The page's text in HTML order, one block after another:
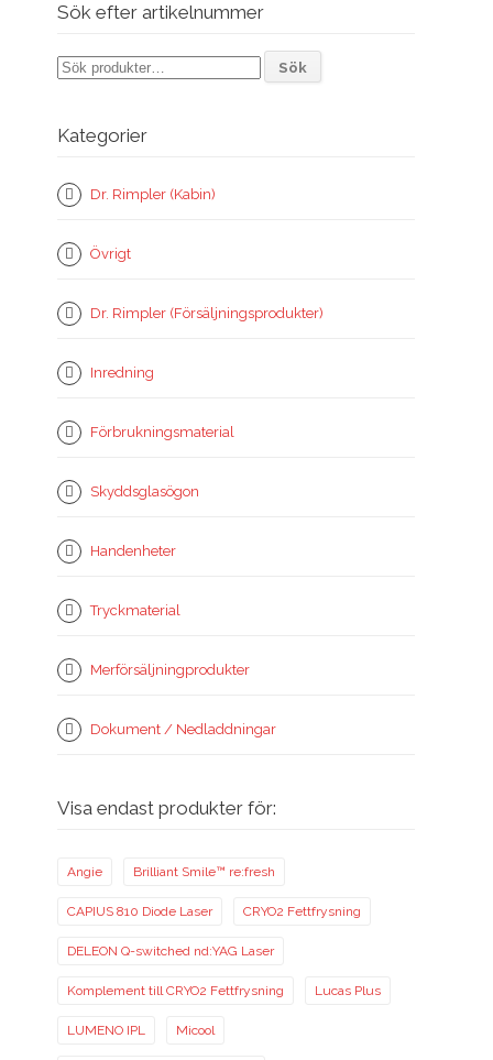
Sök efter artikelnummer
Sök
efter:
Sök
Kategorier
Dr. Rimpler (Kabin)
Övrigt
Dr. Rimpler (Försäljningsprodukter)
Inredning
Förbrukningsmaterial
Skyddsglasögon
Handenheter
Tryckmaterial
Merförsäljningprodukter
Dokument / Nedladdningar
Visa endast produkter för:
Angie Brilliant Smile™ re:fresh
CAPIUS 810 Diode Laser CRYO2 Fettfrysning
DELEON Q-switched nd:YAG Laser
Komplement till CRYO2 Fettfrysning Lucas Plus
LUMENO IPL Micool